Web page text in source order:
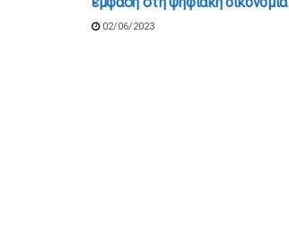
02/06/2023